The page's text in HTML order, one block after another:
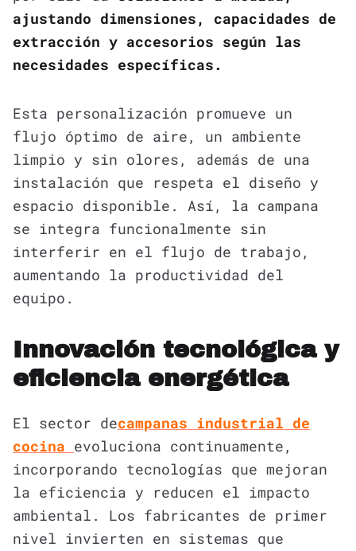
ajustando dimensiones, capacidades de
extracción y accesorios según las
necesidades específicas.
Esta personalización promueve un
flujo óptimo de aire, un ambiente
limpio y sin olores, además de una
instalación que respeta el diseño y
espacio disponible. Así, la campana
se integra funcionalmente sin
interferir en el flujo de trabajo,
aumentando la productividad del
equipo.
Innovación tecnológica y
eficiencia energética
El sector decampanas industrial de
cocina evoluciona continuamente,
incorporando tecnologías que mejoran
la eficiencia y reducen el impacto
ambiental. Los fabricantes de primer
nivel invierten en sistemas que